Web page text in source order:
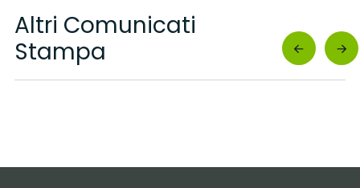
Altri Comunicati
Stampa